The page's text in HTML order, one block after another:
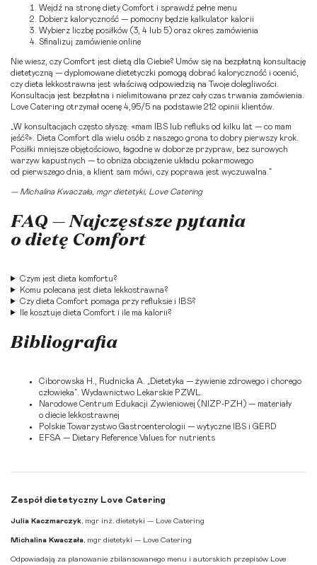
Wejdź na stronę diety Comfort i sprawdź pełne menu
Dobierz kaloryczność — pomocny będzie kalkulator kalorii
Wybierz liczbę posiłków (3, 4 lub 5) oraz okres zamówienia
Sfinalizuj zamówienie online
Nie wiesz, czy Comfort jest dietą dla Ciebie? Umów się na bezpłatną konsultację
dietetyczną — dyplomowane dietetyczki pomogą dobrać kaloryczność i ocenić,
czy dieta lekkostrawna jest właściwą odpowiedzią na Twoje dolegliwości.
Konsultacja jest bezpłatna i nielimitowana przez cały czas trwania zamówienia.
Love Catering otrzymał ocenę 4,95/5 na podstawie 212 opinii klientów.
„W konsultacjach często słyszę: «mam IBS lub refluks od kilku lat — co mam
jeść?». Dieta Comfort dla wielu osób z naszego grona to dobry pierwszy krok.
Posiłki mniejsze objętościowo, łagodne w doborze przypraw, bez surowych
warzyw kapustnych — to obniża obciążenie układu pokarmowego
od pierwszego dnia, a klient sam mówi, czy poprawa jest wyczuwalna.”
— Michalina Kwaczała, mgr dietetyki, Love Catering
FAQ — Najczęstsze pytania
o dietę Comfort
Czym jest dieta komfortu?
Komu polecana jest dieta lekkostrawna?
Czy dieta Comfort pomaga przy refluksie i IBS?
Ile kosztuje dieta Comfort i ile ma kalorii?
Bibliografia
Ciborowska H., Rudnicka A. „Dietetyka — żywienie zdrowego i chorego
człowieka”. Wydawnictwo Lekarskie PZWL.
Narodowe Centrum Edukacji Żywieniowej (NIZP-PZH) — materiały
o diecie lekkostrawnej
Polskie Towarzystwo Gastroenterologii — wytyczne IBS i GERD
EFSA — Dietary Reference Values for nutrients
Zespół dietetyczny Love Catering
Julia Kaczmarczyk , mgr inż. dietetyki — Love Catering
Michalina Kwaczała , mgr dietetyki — Love Catering
Odpowiadają za planowanie zbilansowanego menu i autorskich przepisów Love